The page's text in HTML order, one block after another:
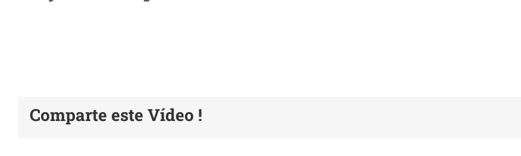
Comparte este Vídeo !